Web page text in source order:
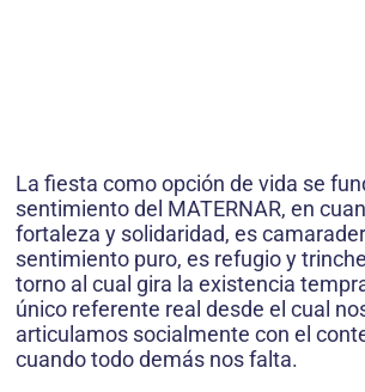
La fiesta como opción de vida se
sentimiento del MATERNAR, en
fortaleza y solidaridad, es
sentimiento puro, es refugio y
torno al cual gira la existencia
único referente real desde el cual
articulamos socialmente con el
cuando todo demás nos falta.